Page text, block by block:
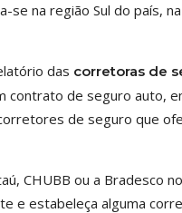
se na região Sul do país,
das corretoras de
de seguro auto,
de seguro que
CHUBB ou a Bradesco
e estabeleça alguma